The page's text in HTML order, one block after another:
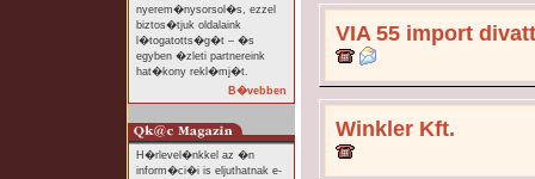
nyerem�nysorsol�s, ezzel
biztos�tjuk oldalaink
l�togatotts�g�t – �s
egyben �zleti partnereink
hat�kony rekl�mj�t.
B�vebben
H�rlevel�nkkel az �n
inform�ci�i is eljuthatnak e-
VIA 55 import
Winkler Kft.